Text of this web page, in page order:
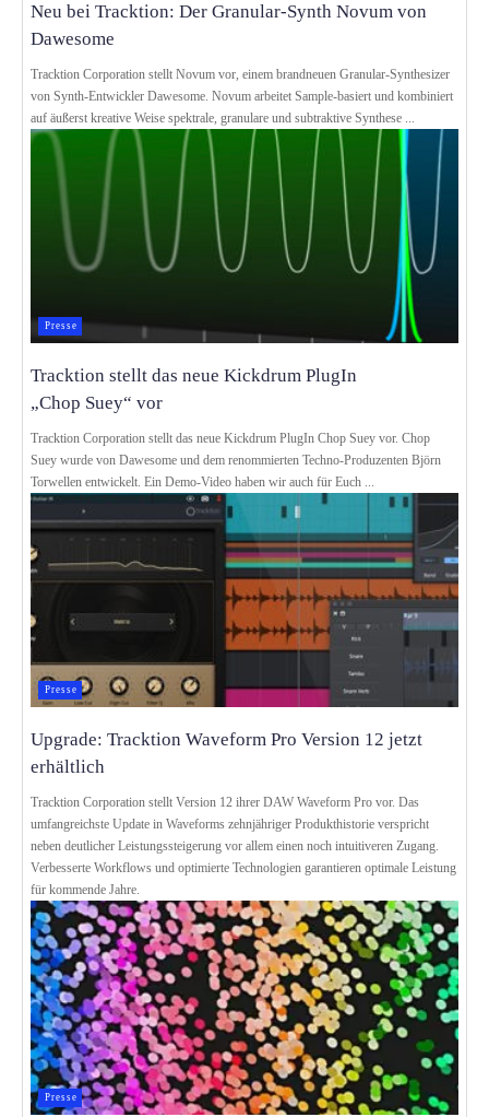
Neu bei Tracktion: Der Granular-Synth Novum von
Dawesome
Tracktion Corporation stellt Novum vor, einem brandneuen Granular-Synthesizer
von Synth-Entwickler Dawesome. Novum arbeitet Sample-basiert und kombiniert
auf äußerst kreative Weise spektrale, granulare und subtraktive Synthese ...
Presse
Tracktion stellt das neue Kickdrum PlugIn
„Chop Suey“ vor
Tracktion Corporation stellt das neue Kickdrum PlugIn Chop Suey vor. Chop
Suey wurde von Dawesome und dem renommierten Techno-Produzenten Björn
Torwellen entwickelt. Ein Demo-Video haben wir auch für Euch ...
Presse
Upgrade: Tracktion Waveform Pro Version 12 jetzt
erhältlich
Tracktion Corporation stellt Version 12 ihrer DAW Waveform Pro vor. Das
umfangreichste Update in Waveforms zehnjähriger Produkthistorie verspricht
neben deutlicher Leistungssteigerung vor allem einen noch intuitiveren Zugang.
Verbesserte Workflows und optimierte Technologien garantieren optimale Leistung
für kommende Jahre.
Presse